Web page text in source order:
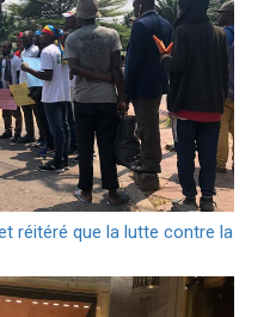
réitéré que la lutte contre la